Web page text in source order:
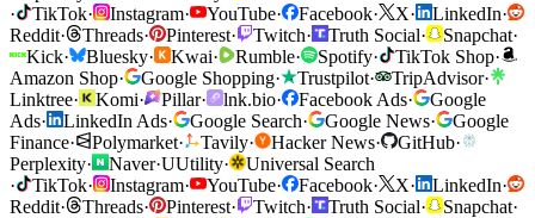
·
TikTok· Instagram· YouTube· Facebook· X· LinkedIn·
Reddit· Threads· Pinterest· Twitch· Truth Social· Snapchat·
Kick· Bluesky· Kwai· Rumble· Spotify· TikTok Shop·
Amazon Shop· Google Shopping· Trustpilot· TripAdvisor·
Linktree· Komi· Pillar· lnk.bio· Facebook Ads·
Google
Ads· LinkedIn Ads· Google Search· Google News·
Google
Finance· Polymarket· Tavily· Hacker News· GitHub·
Perplexity· Naver·UUtility·
Universal Search
·
TikTok· Instagram· YouTube· Facebook· X· LinkedIn·
Reddit· Threads· Pinterest· Twitch· Truth Social· Snapchat·